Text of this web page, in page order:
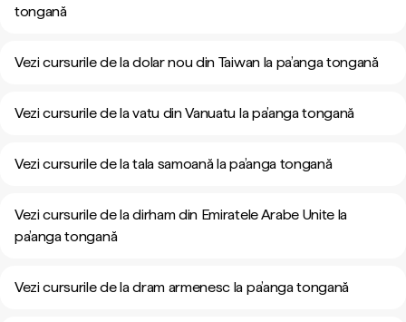
tongană
Vezi cursurile de la dolar nou din Taiwan la pa’anga tongană
Vezi cursurile de la vatu din Vanuatu la pa’anga tongană
Vezi cursurile de la tala samoană la pa’anga tongană
Vezi cursurile de la dirham din Emiratele Arabe Unite la
pa’anga tongană
Vezi cursurile de la dram armenesc la pa’anga tongană